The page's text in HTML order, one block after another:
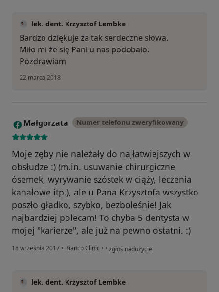
lek. dent. Krzysztof Lembke
Bardzo dziękuje za tak serdeczne słowa.
Miło mi że się Pani u nas podobało.
Pozdrawiam
22 marca 2018
M Małgorzata Numer telefonu zweryfikowany
Moje zęby nie należały do najłatwiejszych w
obsłudze :) (m.in. usuwanie chirurgiczne
ósemek, wyrywanie szóstek w ciąży, leczenia
kanałowe itp.), ale u Pana Krzysztofa wszystko
poszło gładko, szybko, bezboleśnie! Jak
najbardziej polecam! To chyba 5 dentysta w
mojej "karierze", ale już na pewno ostatni. :)
18 września 2017 • Bianco Clinic • • w opinii użytkownika Małgorzata
zgłoś nadużycie
lek. dent. Krzysztof Lembke